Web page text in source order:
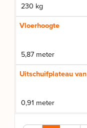
230 kg
Vloerhoogte
5,87 meter
Uitschuifplateau van
0,91 meter